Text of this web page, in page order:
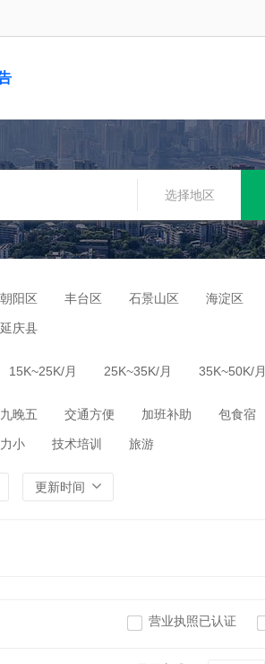
选择地区
朝阳区 丰台区 石景山区 海淀区
延庆县
15K~25K/月 25K~35K/月 35K~50K/月
晚五 交通方便 加班补助 包食宿
小 技术培训 旅游
更新时间
营业执照已认证